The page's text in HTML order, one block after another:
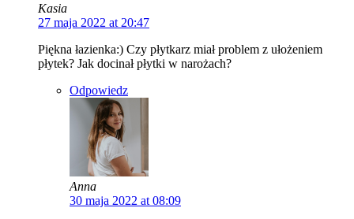
Kasia
27 maja 2022 at 20:47
Piękna łazienka:) Czy płytkarz miał problem z ułożeniem
płytek? Jak docinał płytki w narożach?
Odpowiedz
Anna
30 maja 2022 at 08:09